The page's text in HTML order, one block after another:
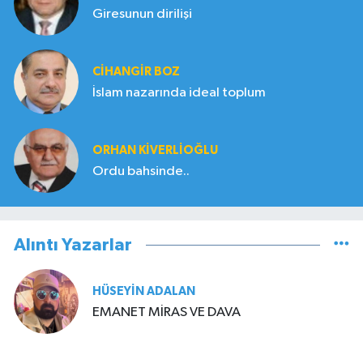
Giresunun dirilişi
CIHANGIR BOZ
İslam nazarında ideal toplum
ORHAN KIVERLIOĞLU
Ordu bahsinde..
Alıntı Yazarlar
HÜSEYIN ADALAN
EMANET MİRAS VE DAVA